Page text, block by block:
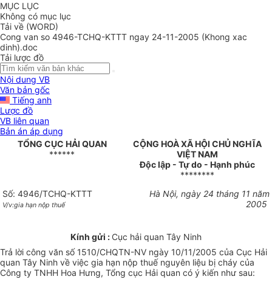
MỤC LỤC
Không có mục lục
Tải về (WORD)
Cong van so 4946-TCHQ-KTTT ngay 24-11-2005 (Khong xac
dinh).doc
Tải lược đồ
Nội dung VB
Văn bản gốc
Tiếng anh
Lược đồ
VB liên quan
Bản án áp dụng
TỔNG CỤC HẢI QUAN
******
CỘNG HOÀ XÃ HỘI CHỦ NGHĨA
VIỆT NAM
Độc lập - Tự do - Hạnh phúc
********
Số: 4946/TCHQ-KTTT
V/v:gia hạn nộp thuế
Hà Nội, ngày 24 tháng 11 năm
2005
Kính gửi : Cục hải quan Tây Ninh
Trả lời công văn số 1510/CHQTN-NV ngày 10/11/2005 của Cục Hải
quan Tây Ninh về việc gia hạn nộp thuế nguyên liệu bị cháy của
Công ty TNHH Hoa Hưng, Tổng cục Hải quan có ý kiến như sau: